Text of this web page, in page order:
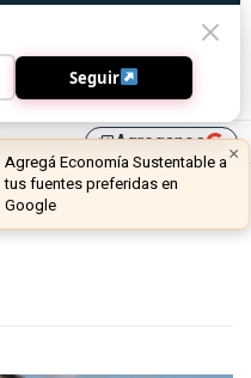
library_addAgreganos ×
Agregá Economía Sustentable a
tus fuentes preferidas en
Google
Seguir